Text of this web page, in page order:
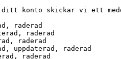
ditt konto skickar vi ett
raderad
raderad
raderad
uppdaterad, raderad
raderad